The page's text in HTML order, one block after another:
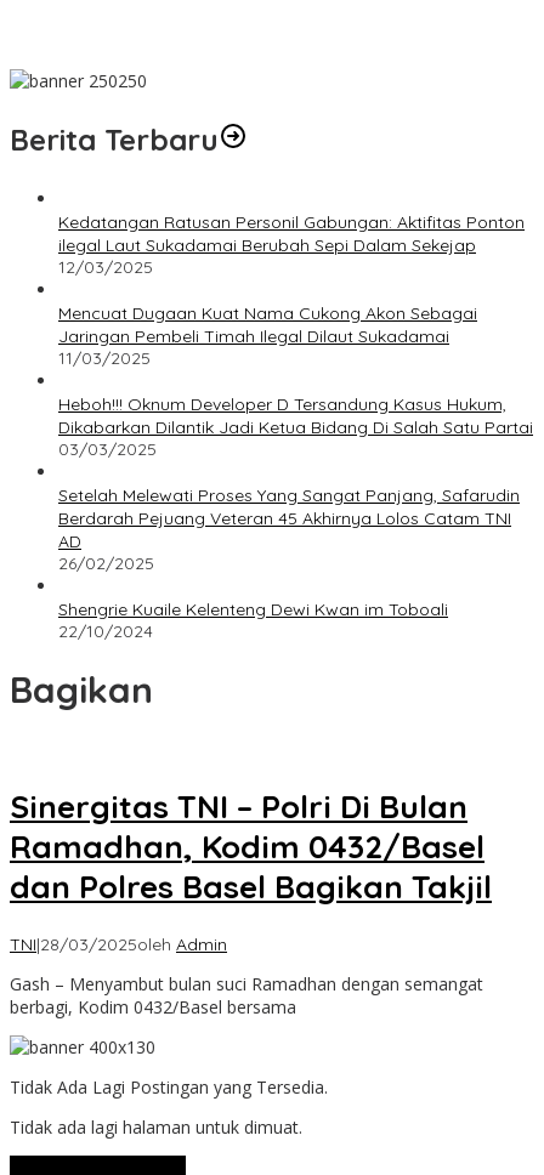
Berita Terbaru
Kedatangan Ratusan Personil Gabungan: Aktifitas Ponton
ilegal Laut Sukadamai Berubah Sepi Dalam Sekejap
12/03/2025
Mencuat Dugaan Kuat Nama Cukong Akon Sebagai
Jaringan Pembeli Timah Ilegal Dilaut Sukadamai
11/03/2025
Heboh!!! Oknum Developer D Tersandung Kasus Hukum,
Dikabarkan Dilantik Jadi Ketua Bidang Di Salah Satu Partai
03/03/2025
Setelah Melewati Proses Yang Sangat Panjang, Safarudin
Berdarah Pejuang Veteran 45 Akhirnya Lolos Catam TNI
AD
26/02/2025
Shengrie Kuaile Kelenteng Dewi Kwan im Toboali
22/10/2024
Bagikan
Sinergitas TNI – Polri Di Bulan
Ramadhan, Kodim 0432/Basel
dan Polres Basel Bagikan Takjil
TNI|28/03/2025oleh Admin
Gash – Menyambut bulan suci Ramadhan dengan semangat
berbagi, Kodim 0432/Basel bersama
Tidak Ada Lagi Postingan yang Tersedia.
Tidak ada lagi halaman untuk dimuat.